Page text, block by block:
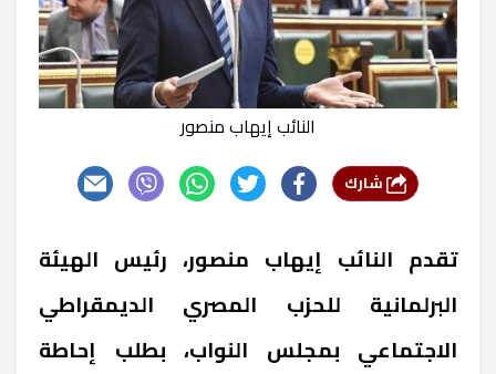
النائب إيهاب منصور
تقدم النائب إيهاب منصور، رئيس الهيئة
البرلمانية للحزب المصري الديمقراطي
الاجتماعي بمجلس النواب، بطلب إحاطة